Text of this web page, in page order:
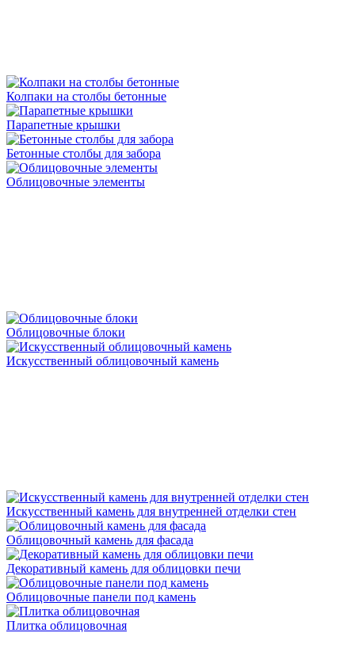
Колпаки на столбы бетонные
Парапетные крышки
Бетонные столбы для забора
Облицовочные элементы
Облицовочные блоки
Искусственный облицовочный камень
Искусственный камень для внутренней отделки стен
Облицовочный камень для фасада
Декоративный камень для облицовки печи
Облицовочные панели под камень
Плитка облицовочная